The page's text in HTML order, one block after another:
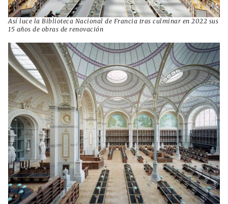
Así luce la Biblioteca Nacional de Francia tras culminar en 2022 sus
15 años de obras de renovación